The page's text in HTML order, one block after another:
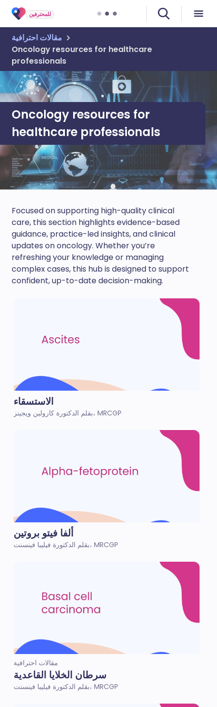
للمحترفين
مقالات احترافية
Oncology resources for healthcare
professionals
Oncology resources for
healthcare professionals
Focused on supporting high-quality clinical
care, this section highlights evidence-based
guidance, practice-led insights, and clinical
updates on oncology. Whether you’re
refreshing your knowledge or managing
complex cases, this hub is designed to support
confident, up-to-date decision-making.
الاستسقاء
بقلم الدكتورة كارولين ويجينز، MRCGP
ألفا فيتو بروتين
بقلم الدكتورة فيليبا فينسنت، MRCGP
مقالات احترافية
سرطان الخلايا القاعدية
بقلم الدكتورة فيليبا فينسنت، MRCGP